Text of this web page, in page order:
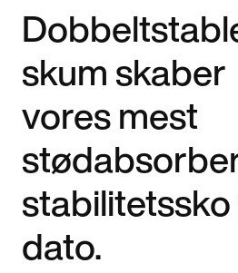
skum skaber
vores mest
dato.